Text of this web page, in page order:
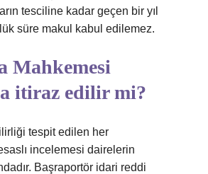
tesciline kadar geçen bir yıl
süre makul kabul edilemez.
Mahkemesi
itiraz edilir mi?
tespit edilen her
incelemesi dairelerin
Başraportör idari reddi